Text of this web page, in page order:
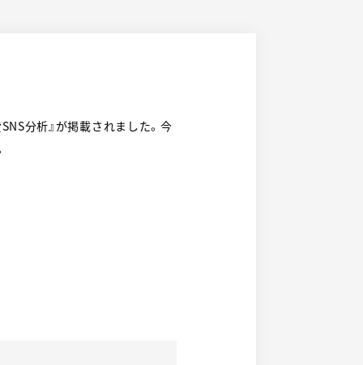
分析』が掲載されました。今